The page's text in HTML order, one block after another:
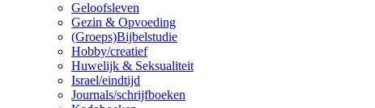
Geloofsleven
Gezin & Opvoeding
(Groeps)Bijbelstudie
Hobby/creatief
Huwelijk & Seksualiteit
Israel/eindtijd
Journals/schrijfboeken